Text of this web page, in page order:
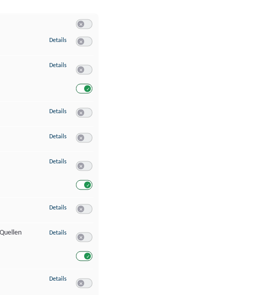
Details zu Speichern von oder Zugriff auf Informationen auf einem Endgerät
Details zu Verwendung reduzierter Daten zur Auswahl von Werbeanzeigen
Details zu Erstellung von Profilen für personalisierte Werbung
Details zu Verwendung von Profilen zur Auswahl personalisierter Werbung
Details zu Messung der Werbeleistung
Details zu Messung der Performance von Inhalten
Details zu Analyse von Zielgruppen durch Statistiken oder Kombinationen von
Details zu Entwicklung und Verbesserung der Angebote